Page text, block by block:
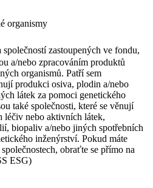
organismy
společností zastoupených ve fondu,
a/nebo zpracováním produktů
organismů. Patří sem
produkci osiva, plodin a/nebo
látek za pomoci genetického
také společnosti, které se věnují
léčiv nebo aktivních látek,
biopaliv a/nebo jiných spotřebních
inženýrství. Pokud máte
obraťte se přímo na
ESG)